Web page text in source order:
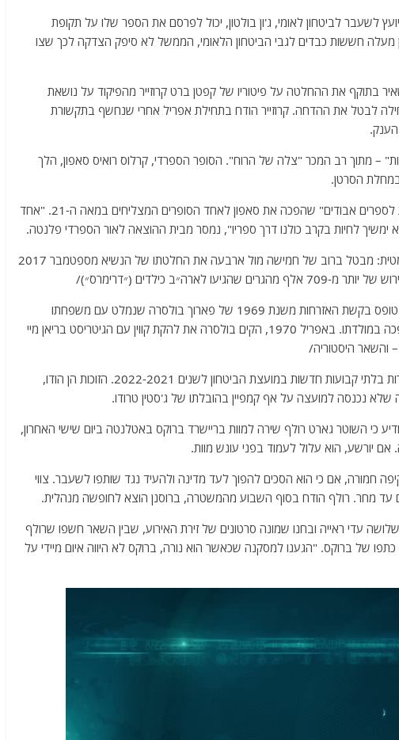
לביטחון לאומי, ג'ון בולטון, יכול לפרסם את הספר שלו על תקופת
מעלה חששות כבדים לגבי הביטחון הלאומי, הממשל לא סיפק הצדקה לכך שצו
בתוקף את ההחלטה על פיטוריו של קפטן ברט קרוזייר מהפיקוד על נושאת
לבטל את ההדחה. קרוזייר הודח בתחילת אפריל אחרי שנחשף בתקשורת
– מתוך רב המכר "צלה של הרוח". הסופר הספרדי, קרלוס רואיס סאפון, הלך
"צלה של הרוח" היה הראשון בסדרת "בית הקברות לספרים אבודים" שהפכה את סאפון לאחד הסופרים המצליחים במאה ה-21. "אחד
ימשיך לחיות בקרב כולנו דרך ספריו", נמסר מבית ההוצאה לאור הספרדי פלנטה.
*- בית המשפט העליון האמריקאי בעוד פסיקה דרמטית: מבטל ברוב של חמישה מול ארבעה את החלטתו של הנשיא מספטמבר 2017
כילדים (״דרימרס״)/
*- לרגל שבוע הפליט, מפרסם הארכיון הבריטי את טופס בקשת האזרחות משנת 1969 של פארוך בולסרה שנמלט עם משפחתו
מזנזיבר לבריטניה חמש שנים קודם לכן בשל המהפכה במולדתו. באפריל 1970, הקים בולסרה את להקת קווין עם הגיטריסט בריאן מיי
– והשאר היסטוריה/
*- לפני 5 ימים התקיימו בחירות לקביעת חמש חברות בלתי קבועות חדשות במועצת הביטחון לשנים 2022-2021. הזוכות הן הודו,
שלא נכנסה למועצה על אף קמפיין בהובלתו של ג'סטין טרודו.
כי השוטר גארט רולף שירה למוות בריישרד ברוקס באטלנטה ביום שישי האחרון,
חמורה, אם כי הוא הסכים להפוך לעד מדינה ולהעיד נגד שותפו לשעבר. צווי
עד מחר. רולף הודח בסוף השבוע מהמשטרה, ברוסנן הוצא לחופשה מנהלית.
שלושה עדי ראייה ובחנו שמונה סרטונים של זירת האירוע, שבין השאר חשפו שרולף
של ברוקס. "הגענו למסקנה שכאשר הוא נורה, ברוקס לא היווה איום מיידי על